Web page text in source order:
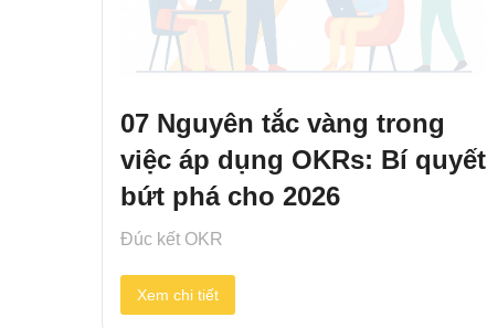
07 Nguyên tắc vàng trong
việc áp dụng OKRs: Bí quyết
bứt phá cho 2026
Đúc kết OKR
Xem chi tiết